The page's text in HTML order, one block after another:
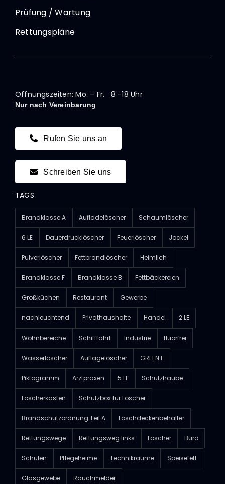
Prüfung / Wartung
Rettungspläne
Öffnungszeiten: Mo. – Fr. 8 -18 Uhr
Nur nach Vereinbarung
Rufen Sie uns an
Schreiben Sie uns
TAGS
Brandklasse A Aufladelöscher Schaumlöscher
6 LE Dauerdrucklöscher Feuerlöscher Jockel
Pulverlöscher Fettbrandlöscher Heimlich
Brandklasse F Brandklasse B Fettbäckereien
Großküchen Restaurant Gewerbe
nachleuchtend Privathaushalte Handel 2 LE
Wohnbereiche Schifffahrt Industrie fluorfrei
Wasserlöscher Auflagelöscher GREEN E
Piktogramm Arztpraxen 5 LE Schutzhaube
Löscherkasten Schutzbox für Löscher
Brandschutzordnung Teil A Löschdeckenbehälter
Rettungswege Rettungsweg links Löscher Büro
Schulen Pflegeheime Technikräume Speisefett
Glasgewebe Rauchmelder